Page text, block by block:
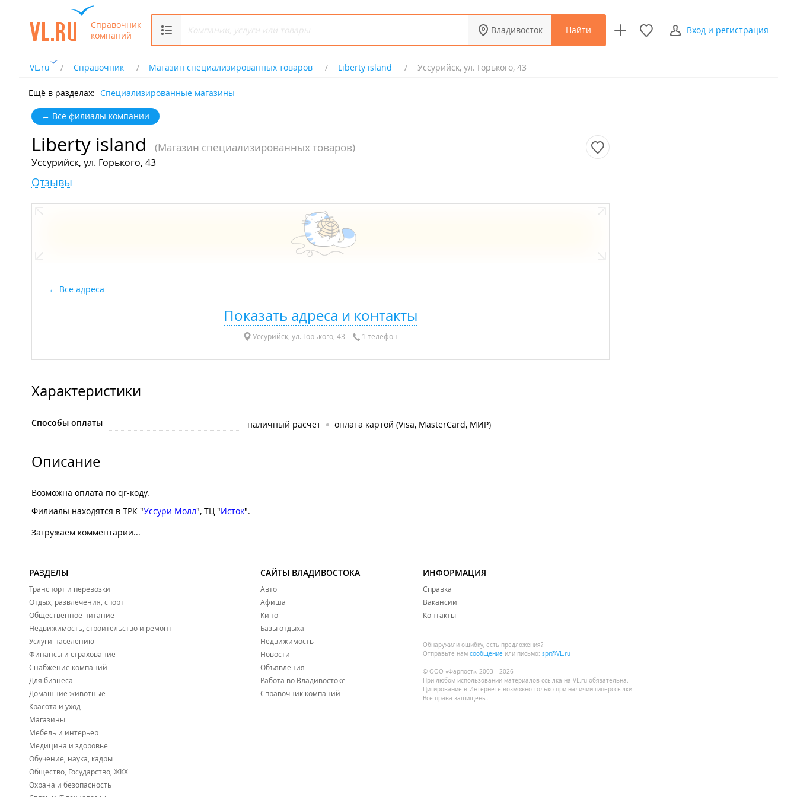
Справочник
компаний
Владивосток Найти Вход и регистрация
VL.ru Справочник Магазин специализированных товаров Liberty island Уссурийск, ул. Горького, 43
Ещё в разделах: Специализированные магазины
← Все филиалы компании
Liberty island (Магазин специализированных товаров)
Уссурийск, ул. Горького, 43
Отзывы
Все адреса
Показать адреса и контакты
Уссурийск, ул. Горького, 43 1 телефон
Характеристики
Способы оплаты наличный расчёт оплата картой (Visa, MasterCard, МИР)
Описание
Возможна оплата по qr-коду.
Филиалы находятся в ТРК "Уссури Молл", ТЦ "Исток".
Загружаем комментарии...
РАЗДЕЛЫ
Транспорт и перевозки
Отдых, развлечения, спорт
Общественное питание
Недвижимость, строительство и ремонт
Услуги населению
Финансы и страхование
Снабжение компаний
Для бизнеса
Домашние животные
Красота и уход
Магазины
Мебель и интерьер
Медицина и здоровье
Обучение, наука, кадры
Общество, Государство, ЖКХ
Охрана и безопасность
САЙТЫ ВЛАДИВОСТОКА
Авто
Афиша
Кино
Базы отдыха
Недвижимость
Новости
Объявления
Работа во Владивостоке
Справочник компаний
ИНФОРМАЦИЯ
Справка
Вакансии
Контакты
Обнаружили ошибку, есть предложения?
Отправьте нам сообщение или письмо: spr@VL.ru
© ООО «Фарпост», 2003—2026
При любом использовании материалов ссылка на VL.ru обязательна.
Цитирование в Интернете возможно только при наличии гиперссылки.
Все права защищены.